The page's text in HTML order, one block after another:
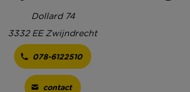
Dollard 74
3332 EE Zwijndrecht
078-6122510
contact